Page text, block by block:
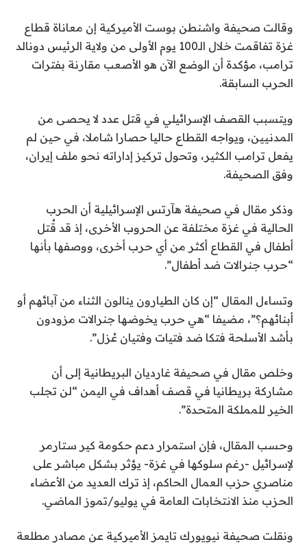
وقالت صحيفة واشنطن بوست الأميركية إن معاناة قطاع
غزة تفاقمت خلال الـ100 يوم الأولى من ولاية الرئيس دونالد
ترامب، مؤكدة أن الوضع الآن هو الأصعب مقارنة بفترات
الحرب السابقة.
ويتسبب القصف الإسرائيلي في قتل عدد لا يحصى من
المدنيين، ويواجه القطاع حاليا حصارا شاملا، في حين لم
يفعل ترامب الكثير، وتحول تركيز إداراته نحو ملف إيران،
وفق الصحيفة.
وذكر مقال في صحيفة هآرتس الإسرائيلية أن الحرب
الحالية في غزة مختلفة عن الحروب الأخرى، إذ قد قُتل
أطفال في القطاع أكثر من أي حرب أخرى، ووصفها بأنها
“حرب جنرالات ضد أطفال”.
وتساءل المقال “إن كان الطيارون ينالون الثناء من آبائهم أو
أبنائهم؟”، مضيفا “هي حرب يخوضها جنرالات مزودون
بأشد الأسلحة فتكا ضد فتيات وفتيان عُزل”.
وخلص مقال في صحيفة غارديان البريطانية إلى أن
مشاركة بريطانيا في قصف أهداف في اليمن “لن تجلب
الخير للمملكة المتحدة”.
وحسب المقال، فإن استمرار دعم حكومة كير ستارمر
لإسرائيل -رغم سلوكها في غزة- يؤثر بشكل مباشر على
مناصري حزب العمال الحاكم، إذ ترك العديد من الأعضاء
الحزب منذ الانتخابات العامة في يوليو/تموز الماضي.
ونقلت صحيفة نيويورك تايمز الأميركية عن مصادر مطلعة